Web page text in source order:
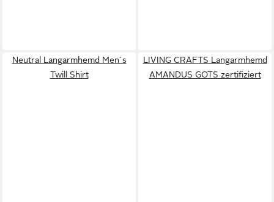
Neutral Langarmhemd Men´s
Twill Shirt
LIVING CRAFTS Langarmhemd
AMANDUS GOTS zertifiziert